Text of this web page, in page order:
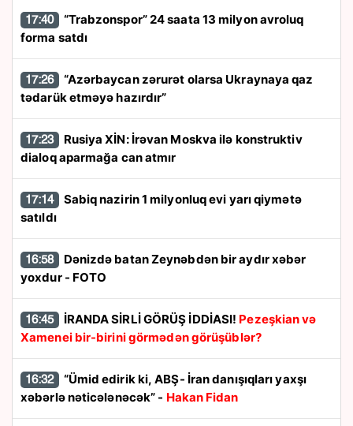
17:40
forma satdı
17:26
tədarük etməyə hazırdır”
17:23
dialoq aparmağa can atmır
17:14
satıldı
16:58
yoxdur - FOTO
16:45 İRANDA SİRLİ GÖRÜŞ İDDİASI! Pezeşkian və
Xamenei bir-birini görmədən görüşüblər?
16:32
xəbərlə nəticələnəcək” - Hakan Fidan